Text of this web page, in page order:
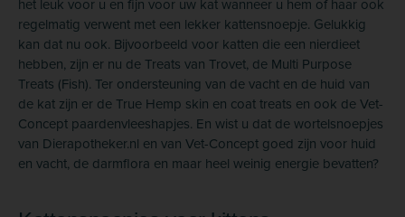
het leuk voor u en fijn voor uw kat wanneer u hem of haar ook
regelmatig verwent met een lekker kattensnoepje. Gelukkig
kan dat nu ook. Bijvoorbeeld voor katten die een nierdieet
hebben, zijn er nu de Treats van Trovet, de Multi Purpose
Treats (Fish). Ter ondersteuning van de vacht en de huid van
de kat zijn er de True Hemp skin en coat treats en ook de Vet-
Concept paardenvleeshapjes. En wist u dat de wortelsnoepjes
van Dierapotheker.nl en van Vet-Concept goed zijn voor huid
en vacht, de darmflora en maar heel weinig energie bevatten?